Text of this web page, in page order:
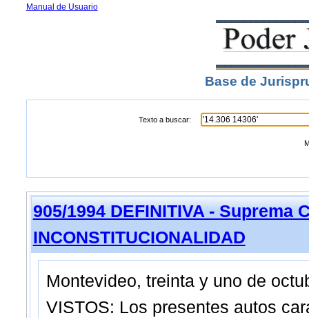
Manual de Usuario
Base de
Texto a buscar:
905/1994 DEFINITIVA - Suprema
INCONSTITUCIONALIDAD
Montevideo, treinta y uno de
VISTOS: Los presentes autos